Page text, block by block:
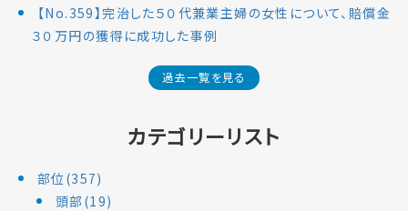
【No.359】完治した５０代兼業主婦の女性について、賠償金
３０万円の獲得に成功した事例
過去一覧を見る
カテゴリーリスト
部位(357)
頭部(19)